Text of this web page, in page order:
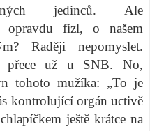
jedinců. Ale
opravdu fízl, o našem
Raději nepomyslet.
přece už u SNB. No,
tohoto mužíka: „To je
kontrolující orgán uctivě
ještě krátce na